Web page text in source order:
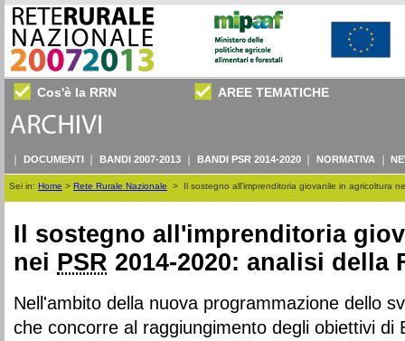
Cos'è la RRN AREE TEMATICHE
DOCUMENTI BANDI 2007-2013 BANDI PSR 2014-2020 NORMATIVA
Sei in: Home > Rete Rurale Nazionale > Il sostegno all'imprenditoria giovanile in agricoltura
Il sostegno all'imprenditoria
nei PSR 2014-2020: analisi della
Nell'ambito della nuova programmazione dello
che concorre al raggiungimento degli obiettivi di